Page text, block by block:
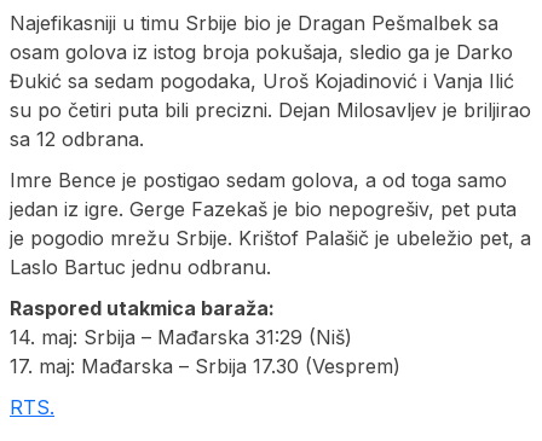
Najefikasniji u timu Srbije bio je Dragan Pešmalbek sa
osam golova iz istog broja pokušaja, sledio ga je Darko
Đukić sa sedam pogodaka, Uroš Kojadinović i Vanja Ilić
su po četiri puta bili precizni. Dejan Milosavljev je briljirao
sa 12 odbrana.
Imre Bence je postigao sedam golova, a od toga samo
jedan iz igre. Gerge Fazekaš je bio nepogrešiv, pet puta
je pogodio mrežu Srbije. Krištof Palašič je ubeležio pet, a
Laslo Bartuc jednu odbranu.
Raspored utakmica baraža:
14. maj: Srbija – Mađarska 31:29 (Niš)
17. maj: Mađarska – Srbija 17.30 (Vesprem)
RTS.